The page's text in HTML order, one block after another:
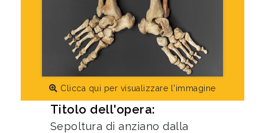
Clicca qui per visualizzare l'immagine
Titolo dell'opera:
Sepoltura di anziano dalla